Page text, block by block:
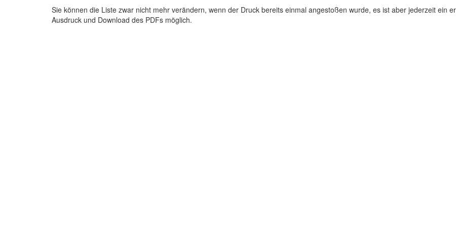
Sie können die Liste zwar nicht mehr verändern, wenn der Druck bereits einmal angestoßen wurde, es ist aber jederzeit ein
Ausdruck und Download des PDFs möglich.